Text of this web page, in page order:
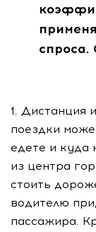
спроса.
1. Дистанция
поездки
едете и куда
из центра
стоить
водителю
пассажира.